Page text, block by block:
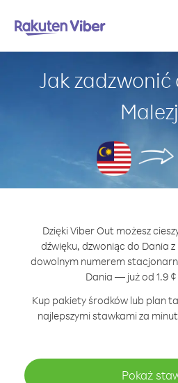
Jak zadzwonić
Dzięki Viber Out możesz
dźwięku, dzwoniąc do Dania z
dowolnym numerem
Dania — już od 1.9
Kup pakiety środków lub plan
najlepszymi stawkami za
Pokaż